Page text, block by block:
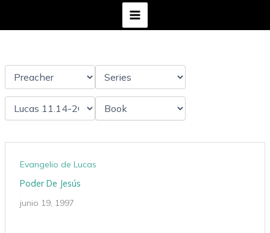
Evangelio de Lucas
Poder De Jesús
junio 19, 1997